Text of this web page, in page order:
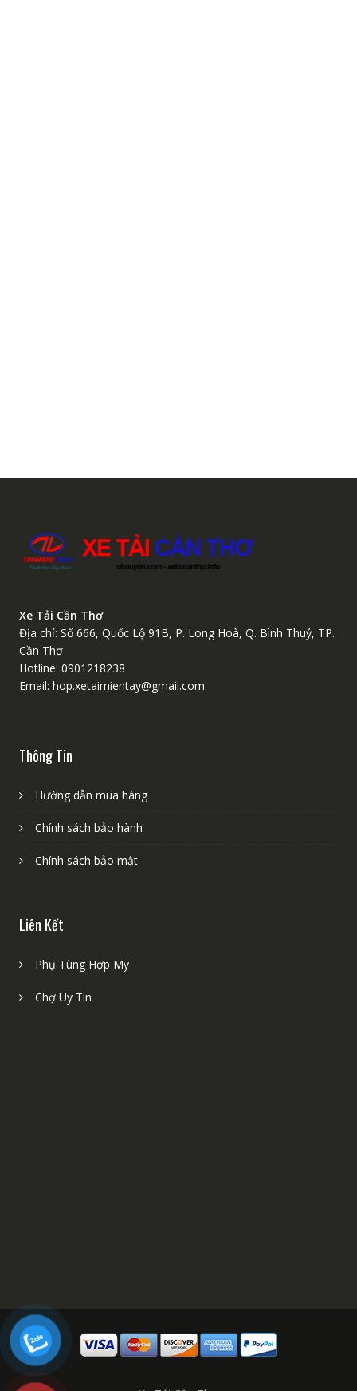
Xe Tải Cần Thơ
Địa chỉ: Số 666, Quốc Lộ 91B, P. Long Hoà, Q. Bình Thuỷ, TP.
Cần Thơ
Hotline: 0901218238
Email: hop.xetaimientay@gmail.com
Thông Tin
Hướng dẫn mua hàng
Chính sách bảo hành
Chính sách bảo mật
Liên Kết
Phụ Tùng Hợp My
Chợ Uy Tín